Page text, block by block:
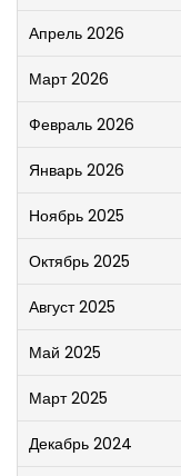
Апрель 2026
Март 2026
Февраль 2026
Январь 2026
Ноябрь 2025
Октябрь 2025
Август 2025
Май 2025
Март 2025
Декабрь 2024